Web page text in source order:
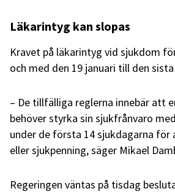
Läkarintyg kan slopas
Kravet på läkarintyg vid sjukdom
och med den 19 januari till den
– De tillfälliga reglerna innebär att
behöver styrka sin sjukfrånvaro
under de första 14 sjukdagarna för
eller sjukpenning, säger Mikael
Regeringen väntas på tisdag